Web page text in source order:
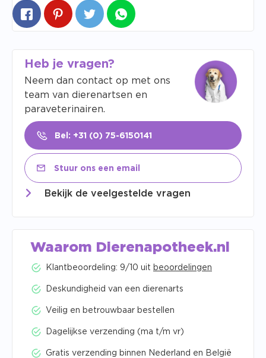
Heb je vragen?
Neem dan contact op met ons
team van dierenartsen en
paraveterinairen.
Bel: +31 (0) 75-6150141
Stuur ons een email
Bekijk de veelgestelde vragen
Waarom Dierenapotheek.nl
Klantbeoordeling: 9/10 uit beoordelingen
Deskundigheid van een dierenarts
Veilig en betrouwbaar bestellen
Dagelijkse verzending (ma t/m vr)
Gratis verzending binnen Nederland en België